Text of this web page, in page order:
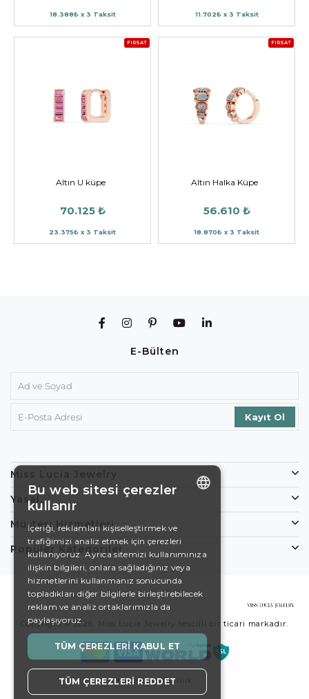
18.388₺ x 3 Taksit 11.702₺ x 3 Taksit
FIRSAT
Altın U küpe
70.125 ₺
23.375₺ x 3 Taksit
FIRSAT
Altın Halka Küpe
56.610 ₺
18.870₺ x 3 Taksit
E-Bülten
Miss Lucia Jewelry
Yasal
Müşteri Hizmetleri
Popüler Kategoriler
Copyright © 2026, Miss Lucia Jewelry tescilli bir ticari markadır.
Koşullar Gizlilik
DE
EN
SWEDISH
TURKISH
Bu web sitesi çerezler
kullanır
İçeriği, reklamları kişiselleştirmek ve
trafiğimizi analiz etmek için çerezleri
kullanıyoruz. Ayrıca sitemizi kullanımınıza
ilişkin bilgileri, onlara sağladığınız veya
hizmetlerini kullanmanız sonucunda
topladıkları diğer bilgilerle birleştirebilecek
reklam ve analiz ortaklarımızla da
paylaşıyoruz.
TÜM ÇEREZLERI KABUL ET
TÜM ÇEREZLERI REDDET